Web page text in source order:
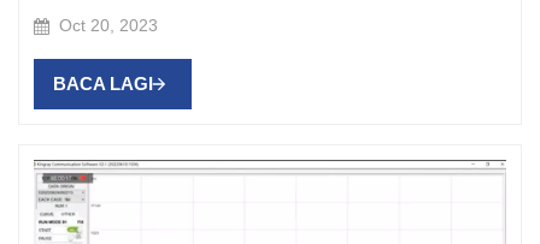
Oct 20, 2023
BACA LAGI